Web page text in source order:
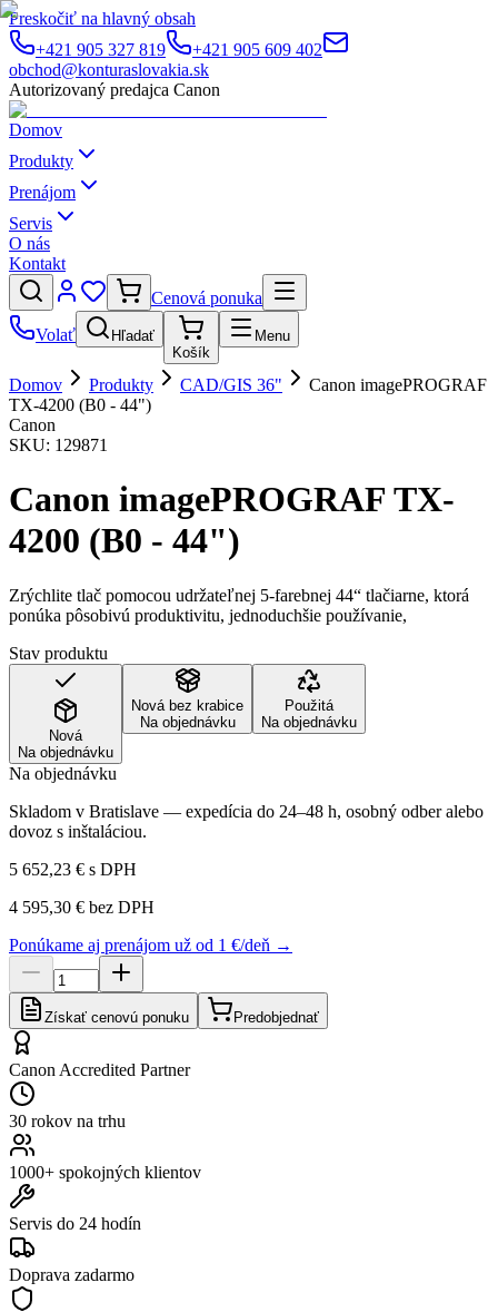
Preskočiť na hlavný obsah
+421 905 327 819
+421 905 609 402
obchod@konturaslovakia.sk
Autorizovaný predajca Canon
Domov
Produkty
Prenájom
Servis
O nás
Kontakt
Cenová ponuka
Volať
Hľadať
Košík
Menu
Domov Produkty CAD/GIS 36"
Canon imagePROGRAF
TX-4200 (B0 - 44")
Canon
SKU: 129871
Canon imagePROGRAF TX-
4200 (B0 - 44")
Zrýchlite tlač pomocou udržateľnej 5-farebnej 44“ tlačiarne, ktorá
ponúka pôsobivú produktivitu, jednoduchšie používanie,
Stav produktu
Nová
Na objednávku
Nová bez krabice
Na objednávku
Použitá
Na objednávku
Na objednávku
Skladom v Bratislave — expedícia do 24–48 h, osobný odber alebo
dovoz s inštaláciou.
5 652,23 € s DPH
4 595,30 € bez DPH
Ponúkame aj prenájom už od 1 €/deň →
Získať cenovú ponuku Predobjednať
Canon Accredited Partner
30 rokov na trhu
1000+ spokojných klientov
Servis do 24 hodín
Doprava zadarmo